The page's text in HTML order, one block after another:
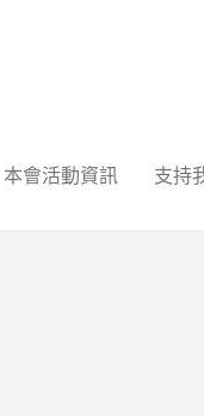
本會活動資訊 支持